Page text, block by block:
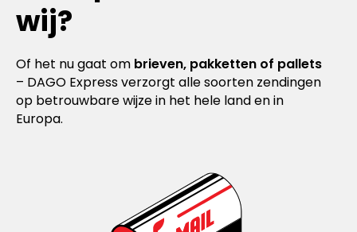
wij?
Of het nu gaat om brieven, pakketten of pallets
– DAGO Express verzorgt alle soorten zendingen
op betrouwbare wijze in het hele land en in
Europa.